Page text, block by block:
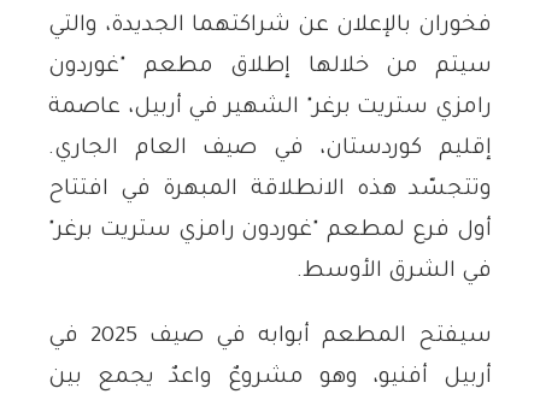
فخوران بالإعلان عن شراكتهما الجديدة، والتي
سيتم من خلالها إطلاق مطعم "غوردون
رامزي ستريت برغر" الشهير في أربيل، عاصمة
إقليم كوردستان، في صيف العام الجاري.
وتتجسّد هذه الانطلاقة المبهرة في افتتاح
أول فرع لمطعم "غوردون رامزي ستريت برغر"
في الشرق الأوسط.
سيفتح المطعم أبوابه في صيف 2025 في
أربيل أفنيو، وهو مشروعٌ واعدٌ يجمع بين